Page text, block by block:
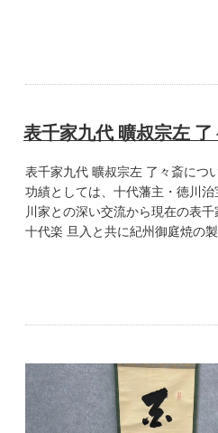
表千家九代 曠叔宗左 了
表千家九代 曠叔宗左 了々斎につ
功績としては、十代藩主・徳川
川家との深い交流から現在の表千
十代楽 旦入と共に紀州御庭焼の